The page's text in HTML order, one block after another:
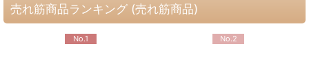
売れ筋商品ランキング (売れ筋商品)
No.1 No.2